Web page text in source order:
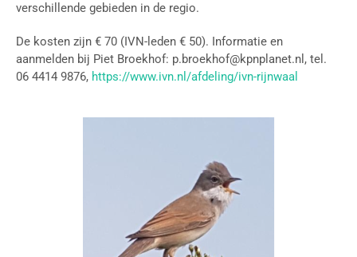
verschillende gebieden in de regio.
De kosten zijn € 70 (IVN-leden € 50). Informatie en
aanmelden bij Piet Broekhof: p.broekhof@kpnplanet.nl, tel.
06 4414 9876, https://www.ivn.nl/afdeling/ivn-rijnwaal